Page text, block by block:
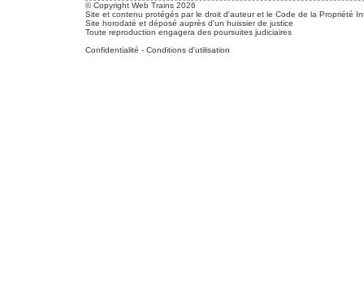
© Copyright Web Trains 2026
Site et contenu protégés par le droit d'auteur et le Code de la Propriété
Site horodaté et déposé auprès d'un huissier de justice
Toute reproduction engagera des poursuites judiciaires
Confidentialité - Conditions d'utilisation